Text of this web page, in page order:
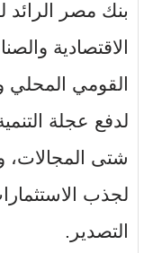
بنك مصر الرائد
الاقتصادية
القومي المحلي
لدفع عجلة
شتى المجالات،
لجذب
التصدير.